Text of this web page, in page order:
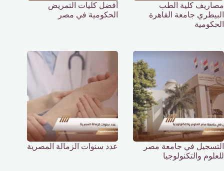
مصاريف كلية الطب
البيطري جامعة القاهرة
الحكومية
أفضل كليات التمريض
الحكومية في مصر
التسجيل في جامعة مصر
للعلوم والتكنولوجيا
عدد سنوات الزمالة المصرية